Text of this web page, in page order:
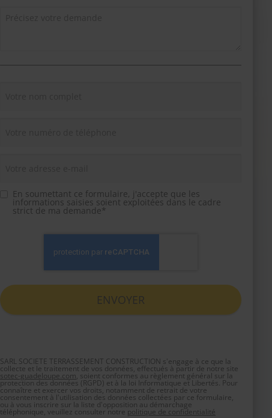
En soumettant ce formulaire, j'accepte que les
informations saisies soient exploitées dans le cadre
strict de ma demande*
SARL SOCIETE TERRASSEMENT CONSTRUCTION s'engage à ce que la
collecte et le traitement de vos données, effectués à partir de notre site
sotec-guadeloupe.com, soient conformes au règlement général sur la
protection des données (RGPD) et à la loi Informatique et Libertés. Pour
connaître et exercer vos droits, notamment de retrait de votre
consentement à l'utilisation des données collectées par ce formulaire,
ou à vous inscrire sur la liste d'opposition au démarchage
téléphonique, veuillez consulter notre politique de confidentialité